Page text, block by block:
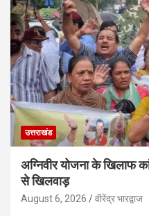
उत्तराखंड
अग्निवीर योजना के खिलाफ
से खिलवाड़
August 6, 2026 वीरेंद्र भारद्वाज